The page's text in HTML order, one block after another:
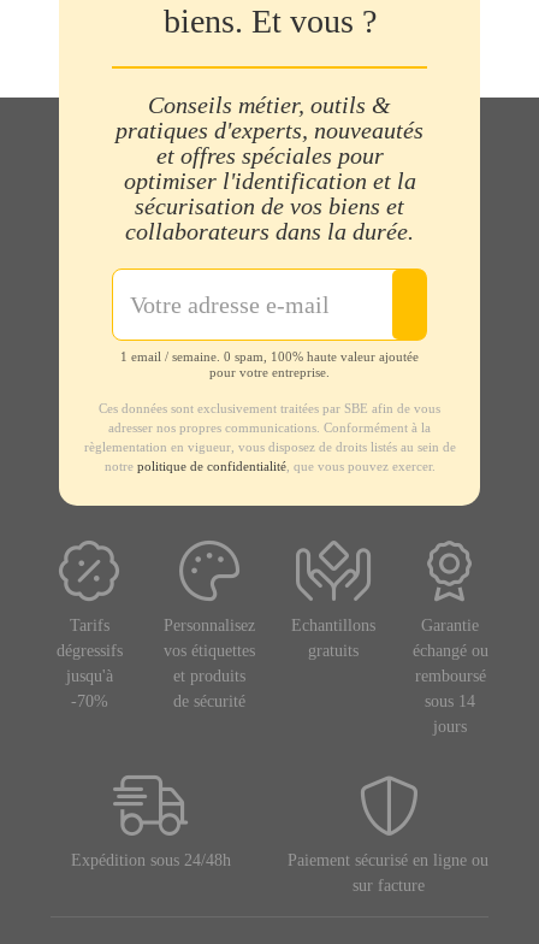
biens. Et vous ?
Conseils métier, outils &
pratiques d'experts, nouveautés
et offres spéciales pour
optimiser l'identification et la
sécurisation de vos biens et
collaborateurs dans la durée.
1 email / semaine. 0 spam, 100% haute valeur ajoutée
pour votre entreprise.
Ces données sont exclusivement traitées par SBE afin de vous
adresser nos propres communications. Conformément à la
règlementation en vigueur, vous disposez de droits listés au sein de
notre politique de confidentialité, que vous pouvez exercer.
Tarifs
dégressifs
jusqu'à
-70%
Personnalisez
vos étiquettes
et produits
de sécurité
Echantillons
gratuits
Garantie
échangé ou
remboursé
sous 14
jours
Expédition sous 24/48h
Paiement sécurisé en ligne ou
sur facture